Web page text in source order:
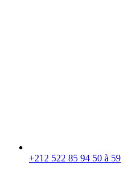
+212 522 85 94 50 à 59